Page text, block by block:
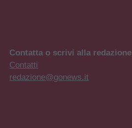
Contatta o scrivi alla redazione
Contatti
redazione@gonews.it